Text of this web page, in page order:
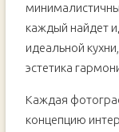
каждый найдет
идеальной
эстетика
Каждая
концепцию